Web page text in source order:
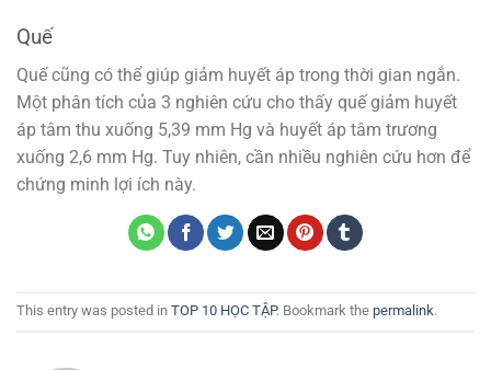
Quế
Quế cũng có thể giúp giảm huyết áp trong thời gian ngắn.
Một phân tích của 3 nghiên cứu cho thấy quế giảm huyết
áp tâm thu xuống 5,39 mm Hg và huyết áp tâm trương
xuống 2,6 mm Hg. Tuy nhiên, cần nhiều nghiên cứu hơn để
chứng minh lợi ích này.
This entry was posted in TOP 10 HỌC TẬP. Bookmark the permalink.